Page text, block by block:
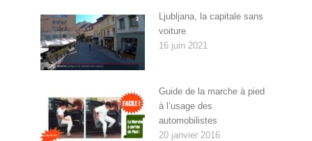
Ljubljana, la capitale sans
voiture
16 juin 2021
Guide de la marche à pied
à l’usage des
automobilistes
20 janvier 2016